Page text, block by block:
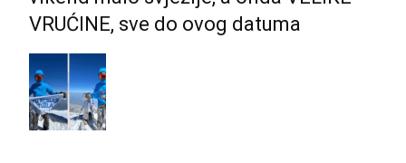
VRUĆINE, sve do ovog datuma